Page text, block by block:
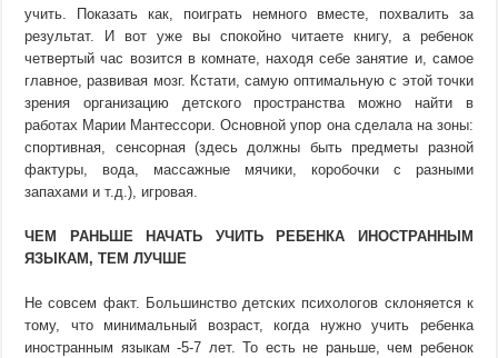
учить. Показать как, поиграть немного вместе, похвалить за
результат. И вот уже вы спокойно читаете книгу, а ребенок
четвертый час возится в комнате, находя себе занятие и, самое
главное, развивая мозг. Кстати, самую оптимальную с этой точки
зрения организацию детского пространства можно найти в
работах Марии Мантессори. Основной упор она сделала на зоны:
спортивная, сенсорная (здесь должны быть предметы разной
фактуры, вода, массажные мячики, коробочки с разными
запахами и т.д.), игровая.
ЧЕМ РАНЬШЕ НАЧАТЬ УЧИТЬ РЕБЕНКА ИНОСТРАННЫМ
ЯЗЫКАМ, ТЕМ ЛУЧШЕ
Не совсем факт. Большинство детских психологов склоняется к
тому, что минимальный возраст, когда нужно учить ребенка
иностранным языкам -5-7 лет. То есть не раньше, чем ребенок